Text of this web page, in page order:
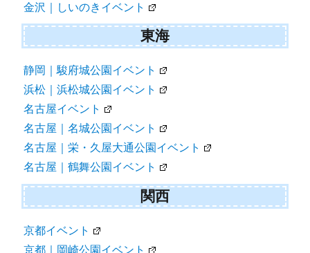
金沢｜しいのきイベント
東海
静岡｜駿府城公園イベント
浜松｜浜松城公園イベント
名古屋イベント
名古屋｜名城公園イベント
名古屋｜栄・久屋大通公園イベント
名古屋｜鶴舞公園イベント
関西
京都イベント
京都｜岡崎公園イベント